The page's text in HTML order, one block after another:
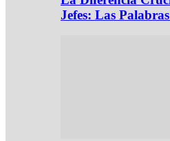
Jefes: Las